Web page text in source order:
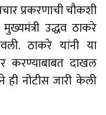
प्रकरणाची चौकशी
उद्धव ठाकरे
ठाकरे यांनी या
करण्याबाबत दाखल
ही नोटीस जारी केली